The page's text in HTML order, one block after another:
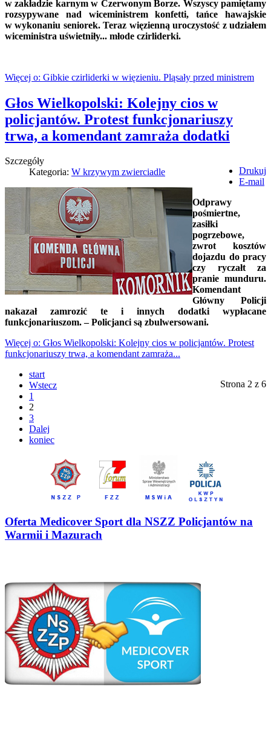
w zakładzie karnym w Czerwonym Borze. Wszyscy pamiętamy
rozsypywane nad wiceministrem konfetti, tańce hawajskie
w wykonaniu seniorek. Teraz więzienną uroczystość z udziałem
wiceministra uświetniły... młode czirliderki.
Więcej o: Gibkie czirliderki w więzieniu. Pląsały przed ministrem
Głos Wielkopolski: Kolejny cios w
policjantów. Protest funkcjonariuszy
trwa, a komendant zamraża dodatki
Drukuj
E-mail
Szczegóły
Kategoria: W krzywym zwierciadle
Odprawy
pośmiertne,
zasiłki
pogrzebowe,
zwrot kosztów
dojazdu do pracy
czy ryczałt za
pranie munduru.
Komendant
Główny Policji
nakazał zamrozić te i innych dodatki wypłacane
funkcjonariuszom. – Policjanci są zbulwersowani.
Więcej o: Głos Wielkopolski: Kolejny cios w policjantów. Protest
funkcjonariuszy trwa, a komendant zamraża...
Strona 2 z 6
start
Wstecz
1
2
3
Dalej
koniec
Oferta Medicover Sport dla NSZZ Policjantów na
Warmii i Mazurach